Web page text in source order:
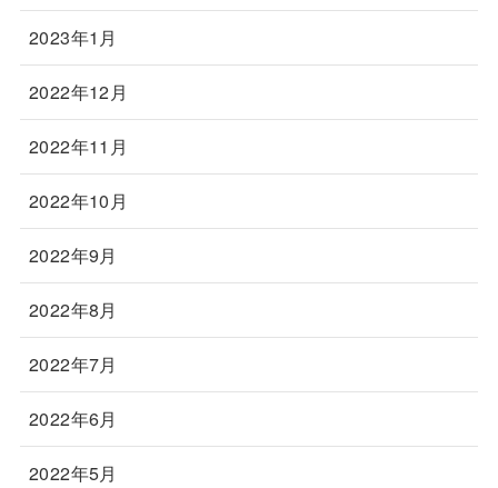
2023年1月
2022年12月
2022年11月
2022年10月
2022年9月
2022年8月
2022年7月
2022年6月
2022年5月